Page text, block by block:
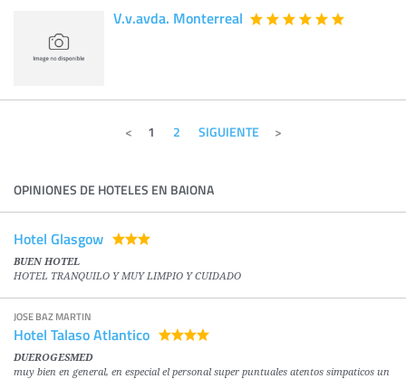
V.v.avda. Monterreal
1 2 SIGUIENTE
OPINIONES DE HOTELES EN BAIONA
Hotel Glasgow
BUEN HOTEL
HOTEL TRANQUILO Y MUY LIMPIO Y CUIDADO
JOSE BAZ MARTIN
Hotel Talaso Atlantico
DUEROGESMED
muy bien en general, en especial el personal super puntuales atentos simpaticos un